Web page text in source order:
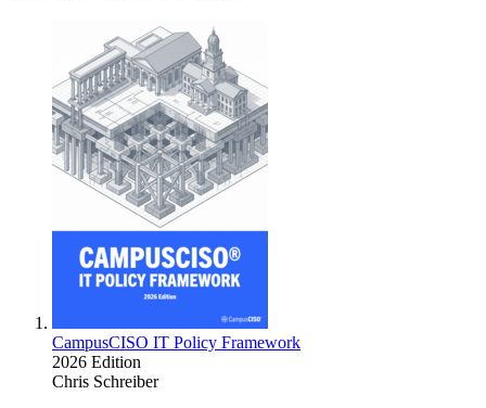
CampusCISO IT Policy Framework
2026 Edition
Chris Schreiber